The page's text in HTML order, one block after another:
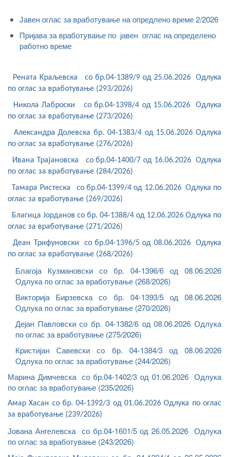
Јавен оглас за вработување на опредлено време 2/2026
Пријава за вработување по јавен оглас на определено
работно време
Рената Краљевска со бр.04-1389/9 од 25.06.2026 Одлука
по оглас за вработување (293/2026)
Никола Лаброски со бр.04-1398/4 од 15.06.2026 Одлука
по оглас за вработување (273/2026)
Александра Долевска бр. 04-1383/4 од 15.06.2026 Одлука
по оглас за вработување (276/2026)
Ивана Трајановска со бр.04-1400/7 од 16.06.2026 Одлука
по оглас за вработување (284/2026)
Тамара Ристеска со бр.04-1399/4 од 12.06.2026 Одлука по
оглас за вработување (269/2026)
Благица Јорданов со бр. 04-1388/4 од 12.06.2026 Одлука по
оглас за вработување (271/2026)
Деан Трифуновски со бр.04-1396/5 од 08.06.2026 Одлука
по оглас за вработување (268/2026)
Благоја Кузмановски со бр. 04-1396/6 од 08.06.2026
Одлука по оглас за вработување (268/2026)
Викторија Бирзевска со бр. 04-1393/5 од 08.06.2026
Одлука по оглас за вработување (270/2026)
Дејан Павловски со бр. 04-1382/6 од 08.06.2026 Одлука
по оглас за вработување (275/2026)
Кристијан Савевски со бр. 04-1384/3 од 08.06.2026
Одлука по оглас за вработување (244/2026)
Марина Димчевска со бр.04-1402/3 од 01.06.2026 Одлука
по оглас за вработување (235/2026)
Амар Хасан со бр. 04-1392/3 од 01.06.2026 Одлука по оглас
за вработување (239/2026)
Јована Ангелевска со бр.04-1601/5 од 26.05.2026 Одлука
по оглас за вработување (243/2026)